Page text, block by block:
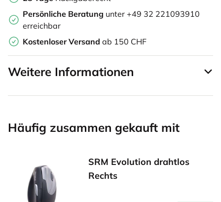
Persönliche Beratung unter +49 32 221093910
erreichbar
Kostenloser Versand ab 150 CHF
Weitere Informationen
Häufig zusammen gekauft mit
SRM Evolution drahtlos
Rechts